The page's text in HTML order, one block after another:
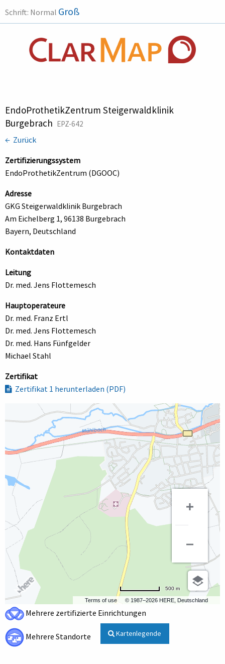
Schrift: Normal Groß
EndoProthetikZentrum Steigerwaldklinik
Burgebrach EPZ-642
← Zurück
Zertifizierungssystem
EndoProthetikZentrum (DGOOC)
Adresse
GKG Steigerwaldklinik Burgebrach
Am Eichelberg 1, 96138 Burgebrach
Bayern, Deutschland
Kontaktdaten
Leitung
Dr. med. Jens Flottemesch
Hauptoperateure
Dr. med. Franz Ertl
Dr. med. Jens Flottemesch
Dr. med. Hans Fünfgelder
Michael Stahl
Zertifikat
Zertifikat 1 herunterladen (PDF)
Terms of use © 1987–2026 HERE, Deutschland
500 m
Mehrere zertifizierte Einrichtungen
Mehrere Standorte Kartenlegende